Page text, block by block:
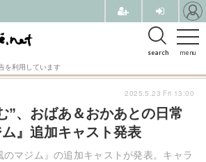
menu
search
を利用しています
”、おばあ＆おかあとの日常
』追加キャスト発表
マジム』の追加キャストが発表。キャラ
2025.5.23 Fri 13:00